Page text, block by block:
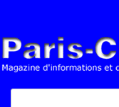
Magazine